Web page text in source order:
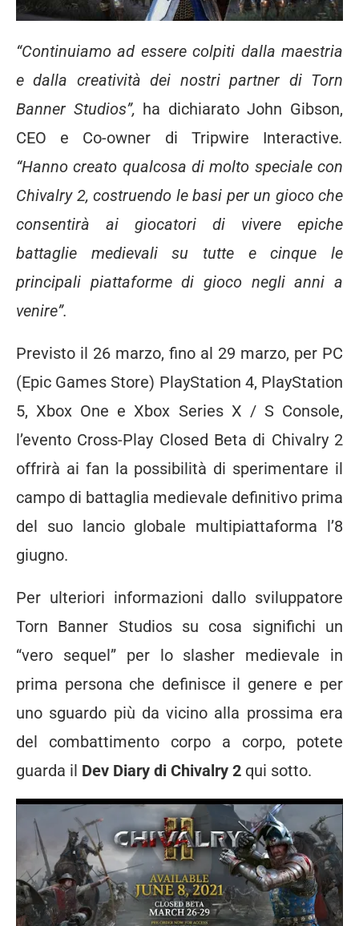
“Continuiamo ad essere colpiti dalla maestria
e dalla creatività dei nostri partner di Torn
Banner Studios”, ha dichiarato John Gibson,
CEO e Co-owner di Tripwire Interactive.
“Hanno creato qualcosa di molto speciale con
Chivalry 2, costruendo le basi per un gioco che
consentirà ai giocatori di vivere epiche
battaglie medievali su tutte e cinque le
principali piattaforme di gioco negli anni a
venire”.
Previsto il 26 marzo, fino al 29 marzo, per PC
(Epic Games Store) PlayStation 4, PlayStation
5, Xbox One e Xbox Series X / S Console,
l’evento Cross-Play Closed Beta di Chivalry 2
offrirà ai fan la possibilità di sperimentare il
campo di battaglia medievale definitivo prima
del suo lancio globale multipiattaforma l’8
giugno.
Per ulteriori informazioni dallo sviluppatore
Torn Banner Studios su cosa significhi un
“vero sequel” per lo slasher medievale in
prima persona che definisce il genere e per
uno sguardo più da vicino alla prossima era
del combattimento corpo a corpo, potete
guarda il Dev Diary di Chivalry 2 qui sotto.